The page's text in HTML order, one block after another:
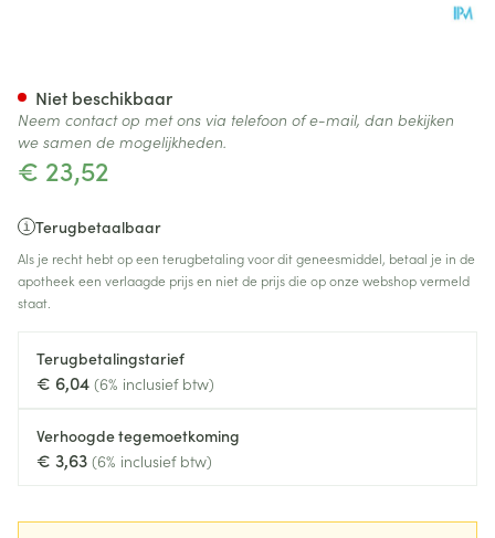
€ 23,52
Terugbetaalbaar
Als je recht hebt op een terugbetaling voor dit geneesmiddel, betaal je in de
apotheek een verlaagde prijs en niet de prijs die op onze webshop vermeld
staat.
Terugbetalingstarief
€ 6,04 (6% inclusief btw)
Verhoogde tegemoetkoming
€ 3,63 (6% inclusief btw)
Niet beschikbaar
Neem contact op met ons via telefoon of e-mail, dan bekijken
we samen de mogelijkheden.